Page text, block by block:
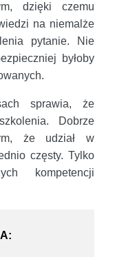
dzięki czemu
na niemalże
pytanie. Nie
byłoby
sprawia, że
Dobrze
że udział w
częsty. Tylko
kompetencji